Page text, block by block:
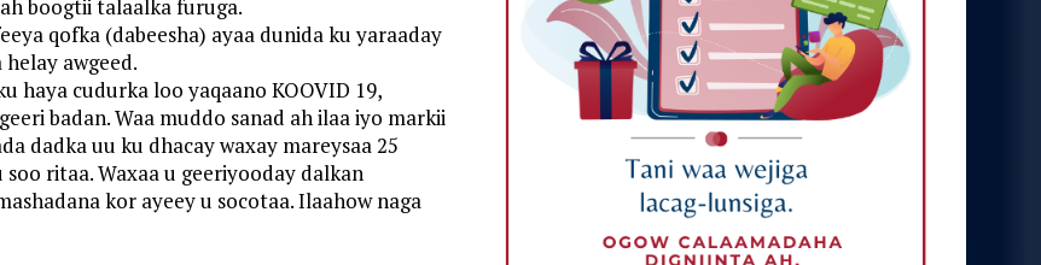
boogtii talaalka furuga.
qofka (dabeesha) ayaa dunida ku yaraaday
awgeed.
haya cudurka loo yaqaano KOOVID 19,
badan. Waa muddo sanad ah ilaa iyo markii
dadka uu ku dhacay waxay mareysaa 25
ritaa. Waxaa u geeriyooday dalkan
kor ayeey u socotaa. Ilaahow naga